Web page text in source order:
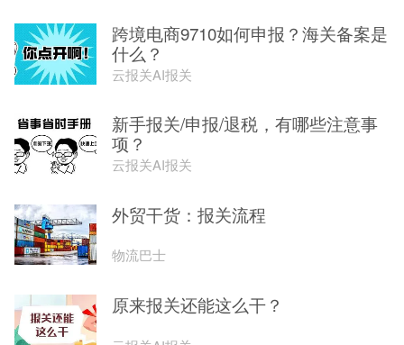
跨境电商9710如何申报？海关备案是
什么？
云报关AI报关
新手报关/申报/退税，有哪些注意事
项？
云报关AI报关
外贸干货：报关流程
物流巴士
原来报关还能这么干？